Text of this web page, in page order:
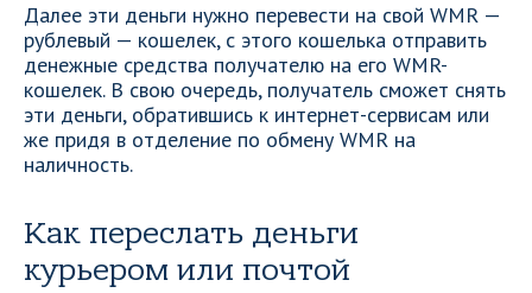
Далее эти деньги нужно перевести на свой WMR —
рублевый — кошелек, с этого кошелька отправить
денежные средства получателю на его WMR-
кошелек. В свою очередь, получатель сможет снять
эти деньги, обратившись к интернет-сервисам или
же придя в отделение по обмену WMR на
наличность.
Как переслать деньги
курьером или почтой